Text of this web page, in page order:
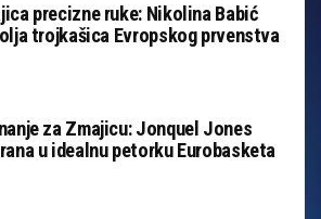
precizne ruke: Nikolina Babić
trojkašica Evropskog prvenstva
za Zmajicu: Jonquel Jones
u idealnu petorku Eurobasketa